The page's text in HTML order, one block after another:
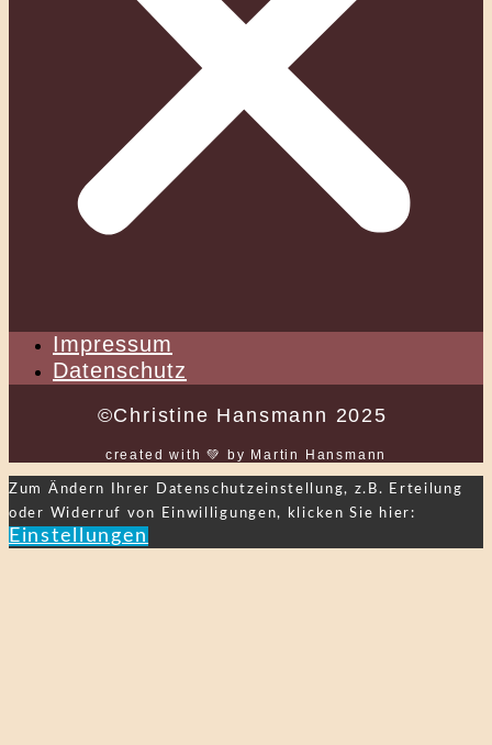
Impressum
Datenschutz
©Christine Hansmann 2025
created with 💚 by Martin Hansmann
Zum Ändern Ihrer Datenschutzeinstellung, z.B. Erteilung
oder Widerruf von Einwilligungen, klicken Sie hier:
Einstellungen